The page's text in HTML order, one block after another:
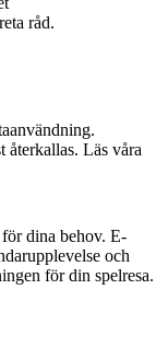
råd.
återkallas. Läs våra
dina behov. E-
och
för din spelresa.